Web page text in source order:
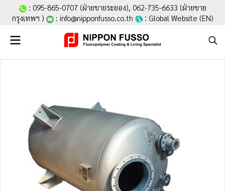
: 095-865-0707(ฝ่ายขายระยอง), 062-735-6633 (ฝ่ายขาย
กรุงเทพฯ )
: info@nipponfusso.co.th : Global Website (EN)